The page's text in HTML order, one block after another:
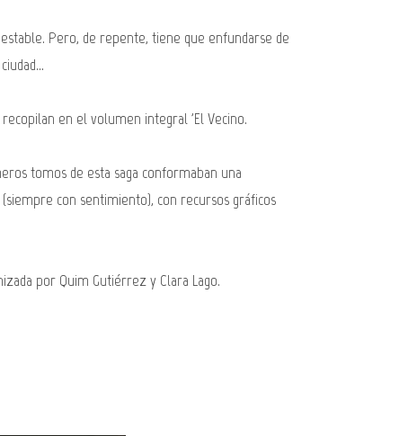
Pero, de repente, tiene que enfundarse de
en el volumen integral 'El Vecino.
tomos de esta saga conformaban una
con sentimiento), con recursos gráficos
por Quim Gutiérrez y Clara Lago.